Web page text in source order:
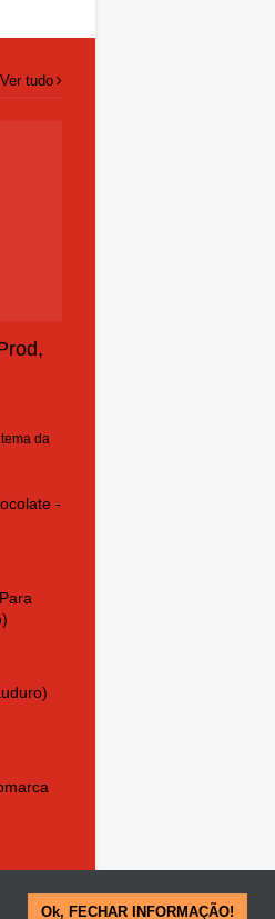
Ok, FECHAR INFORMAÇÃO!
Ver tudo
tema da
-